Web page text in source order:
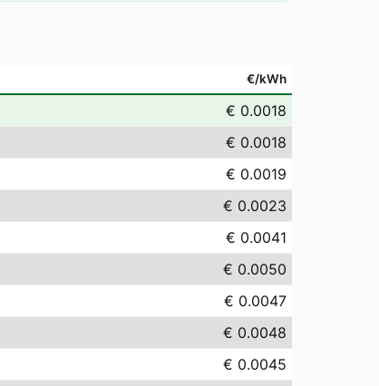
€/kWh
€ 0.0018
€ 0.0018
€ 0.0019
€ 0.0023
€ 0.0041
€ 0.0050
€ 0.0047
€ 0.0048
€ 0.0045